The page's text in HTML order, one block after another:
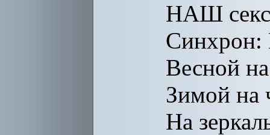
НАШ
Синхрон:
Весной
Зимой на
На